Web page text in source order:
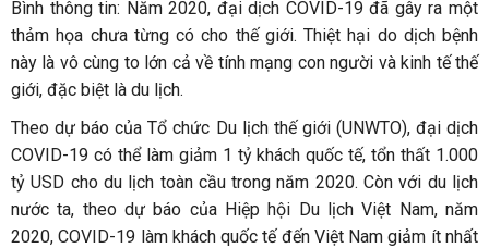
Bình thông tin: Năm 2020, đại dịch COVID-19 đã gây ra một
thảm họa chưa từng có cho thế giới. Thiệt hại do dịch bệnh
này là vô cùng to lớn cả về tính mạng con người và kinh tế thế
giới, đặc biệt là du lịch.
Theo dự báo của Tổ chức Du lịch thế giới (UNWTO), đại dịch
COVID-19 có thể làm giảm 1 tỷ khách quốc tế, tổn thất 1.000
tỷ USD cho du lịch toàn cầu trong năm 2020. Còn với du lịch
nước ta, theo dự báo của Hiệp hội Du lịch Việt Nam, năm
2020, COVID-19 làm khách quốc tế đến Việt Nam giảm ít nhất